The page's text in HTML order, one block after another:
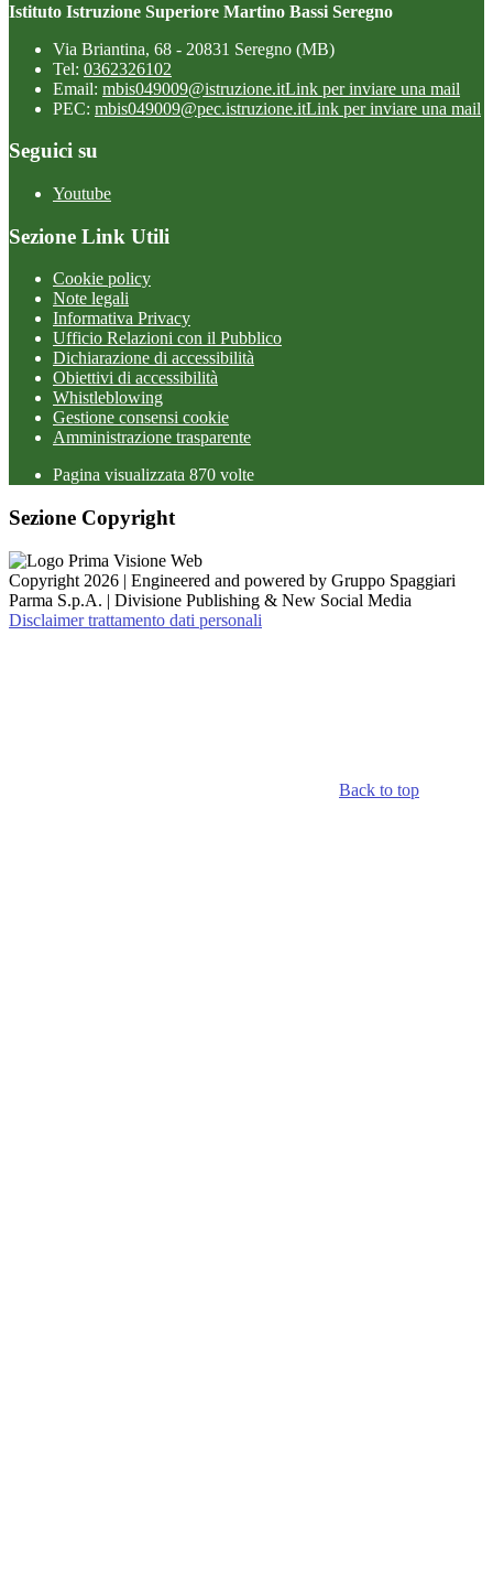
Istituto Istruzione Superiore Martino Bassi Seregno
Via Briantina, 68 - 20831 Seregno (MB)
Tel: 0362326102
Email: mbis049009@istruzione.itLink per inviare una mail
PEC: mbis049009@pec.istruzione.itLink per inviare una mail
Seguici su
Youtube
Sezione Link Utili
Cookie policy
Note legali
Informativa Privacy
Ufficio Relazioni con il Pubblico
Dichiarazione di accessibilità
Obiettivi di accessibilità
Whistleblowing
Gestione consensi cookie
Amministrazione trasparente
Pagina visualizzata 870 volte
Sezione Copyright
Copyright 2026 | Engineered and powered by Gruppo Spaggiari
Parma S.p.A. | Divisione Publishing & New Social Media
Disclaimer trattamento dati personali
Back to top